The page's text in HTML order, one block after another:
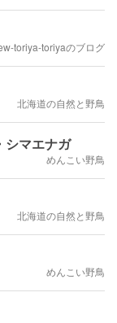
toriya-toriyaのブログ
北海道の自然と野鳥
シマエナガ
めんこい野鳥
北海道の自然と野鳥
めんこい野鳥